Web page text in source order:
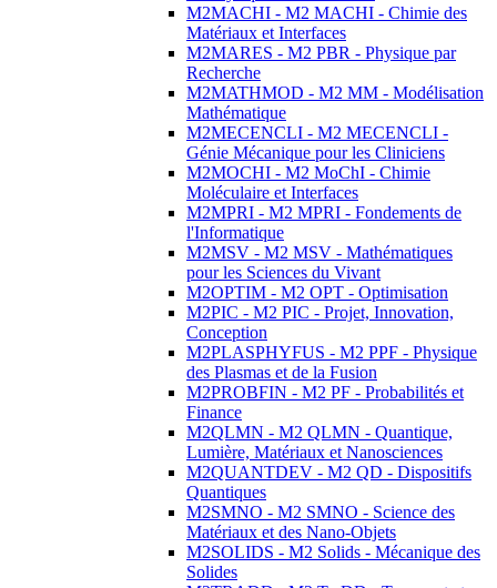
M2MACHI - M2 MACHI - Chimie des
Matériaux et Interfaces
M2MARES - M2 PBR - Physique par
Recherche
M2MATHMOD - M2 MM - Modélisation
Mathématique
M2MECENCLI - M2 MECENCLI -
Génie Mécanique pour les Cliniciens
M2MOCHI - M2 MoChI - Chimie
Moléculaire et Interfaces
M2MPRI - M2 MPRI - Fondements de
l'Informatique
M2MSV - M2 MSV - Mathématiques
pour les Sciences du Vivant
M2OPTIM - M2 OPT - Optimisation
M2PIC - M2 PIC - Projet, Innovation,
Conception
M2PLASPHYFUS - M2 PPF - Physique
des Plasmas et de la Fusion
M2PROBFIN - M2 PF - Probabilités et
Finance
M2QLMN - M2 QLMN - Quantique,
Lumière, Matériaux et Nanosciences
M2QUANTDEV - M2 QD - Dispositifs
Quantiques
M2SMNO - M2 SMNO - Science des
Matériaux et des Nano-Objets
M2SOLIDS - M2 Solids - Mécanique des
Solides